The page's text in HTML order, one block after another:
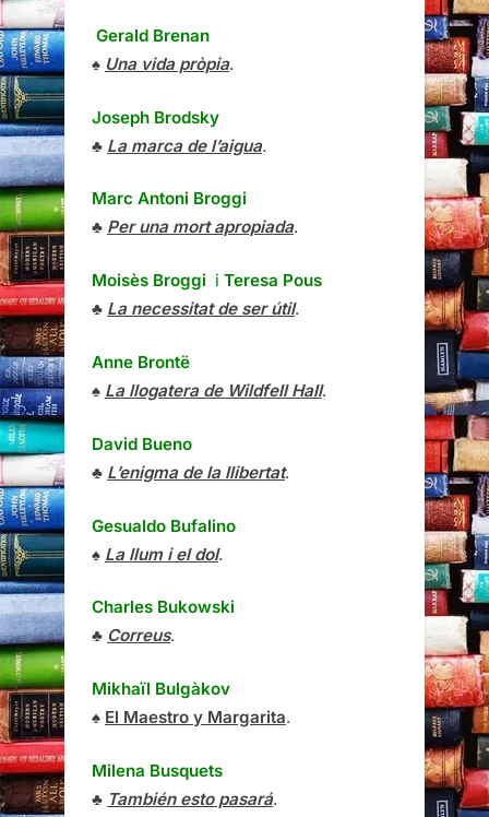
Gerald Brenan
♠ Una vida pròpia.
Joseph Brodsky
♣ La marca de l’aigua.
Marc Antoni Broggi
♣ Per una mort apropiada.
Moisès Broggi i Teresa Pous
♣ La necessitat de ser útil.
Anne Brontë
♠ La llogatera de Wildfell Hall.
David Bueno
♣ L’enigma de la llibertat.
Gesualdo Bufalino
♠ La llum i el dol.
Charles Bukowski
♣ Correus.
Mikhaïl Bulgàkov
♠ El Maestro y Margarita.
Milena Busquets
♣ También esto pasará.